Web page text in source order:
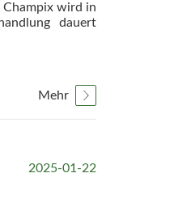
Champix wird in
dauert
Mehr
2025-01-22